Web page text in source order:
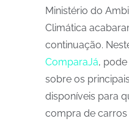
Ministério do
Climática
continuação.
ComparaJá,
sobre os
disponíveis para
compra de carros